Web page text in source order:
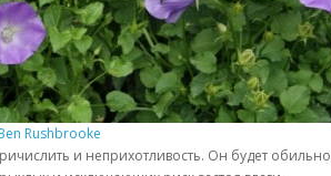
Rushbrooke
и неприхотливость. Он будет